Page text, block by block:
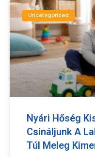
Uncategorized
Nyári Hőség
Csináljunk A
Túl Meleg